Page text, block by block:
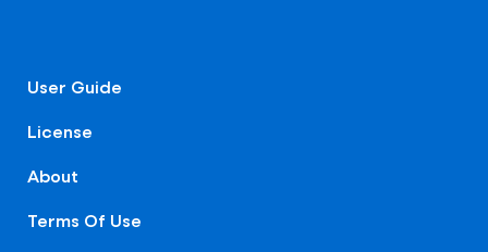
User Guide
License
About
Terms Of Use